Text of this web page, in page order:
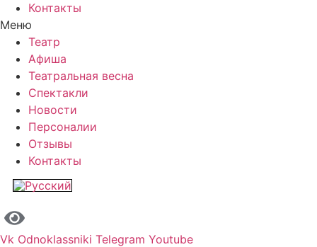
Контакты
Меню
Театр
Афиша
Театральная весна
Спектакли
Новости
Персоналии
Отзывы
Контакты
Vk Odnoklassniki Telegram Youtube